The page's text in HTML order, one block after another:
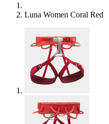
Luna Women Coral Red